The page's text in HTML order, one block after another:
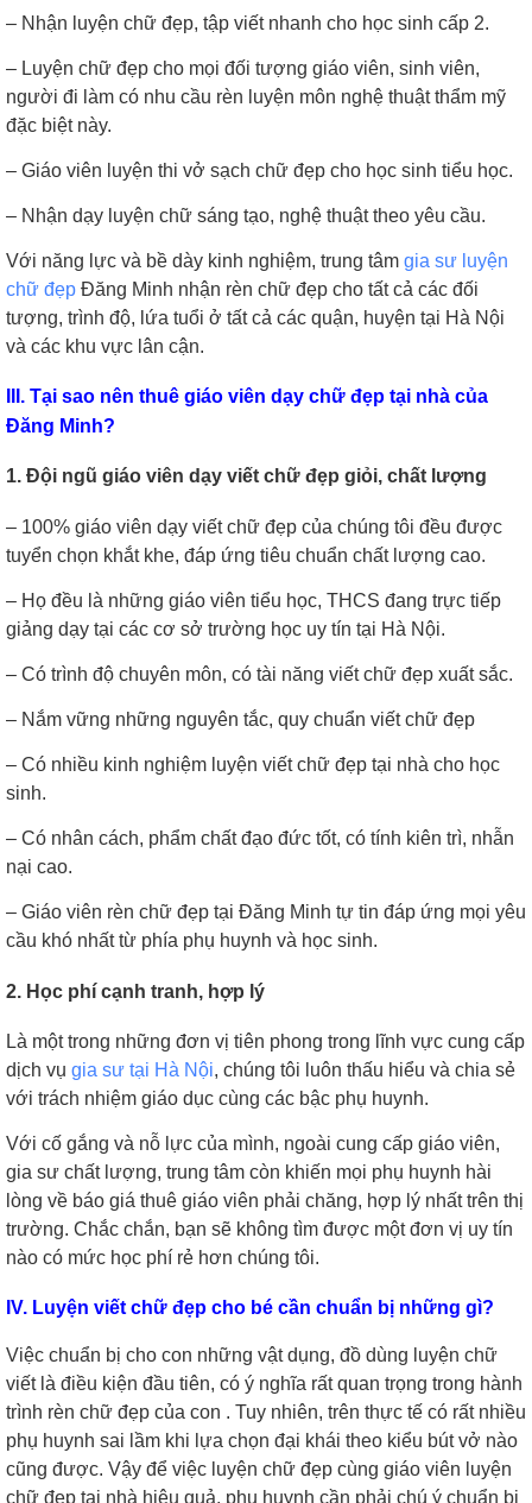
– Nhận luyện chữ đẹp, tập viết nhanh cho học sinh cấp 2.
– Luyện chữ đẹp cho mọi đối tượng giáo viên, sinh viên,
người đi làm có nhu cầu rèn luyện môn nghệ thuật thẩm mỹ
đặc biệt này.
– Giáo viên luyện thi vở sạch chữ đẹp cho học sinh tiểu học.
– Nhận dạy luyện chữ sáng tạo, nghệ thuật theo yêu cầu.
Với năng lực và bề dày kinh nghiệm, trung tâm gia sư luyện
chữ đẹp Đăng Minh nhận rèn chữ đẹp cho tất cả các đối
tượng, trình độ, lứa tuổi ở tất cả các quận, huyện tại Hà Nội
và các khu vực lân cận.
III. Tại sao nên thuê giáo viên dạy chữ đẹp tại nhà của
Đăng Minh?
1. Đội ngũ giáo viên dạy viết chữ đẹp giỏi, chất lượng
– 100% giáo viên dạy viết chữ đẹp của chúng tôi đều được
tuyển chọn khắt khe, đáp ứng tiêu chuẩn chất lượng cao.
– Họ đều là những giáo viên tiểu học, THCS đang trực tiếp
giảng dạy tại các cơ sở trường học uy tín tại Hà Nội.
– Có trình độ chuyên môn, có tài năng viết chữ đẹp xuất sắc.
– Nắm vững những nguyên tắc, quy chuẩn viết chữ đẹp
– Có nhiều kinh nghiệm luyện viết chữ đẹp tại nhà cho học
sinh.
– Có nhân cách, phẩm chất đạo đức tốt, có tính kiên trì, nhẫn
nại cao.
– Giáo viên rèn chữ đẹp tại Đăng Minh tự tin đáp ứng mọi yêu
cầu khó nhất từ phía phụ huynh và học sinh.
2. Học phí cạnh tranh, hợp lý
Là một trong những đơn vị tiên phong trong lĩnh vực cung cấp
dịch vụ gia sư tại Hà Nội, chúng tôi luôn thấu hiểu và chia sẻ
với trách nhiệm giáo dục cùng các bậc phụ huynh.
Với cố gắng và nỗ lực của mình, ngoài cung cấp giáo viên,
gia sư chất lượng, trung tâm còn khiến mọi phụ huynh hài
lòng về báo giá thuê giáo viên phải chăng, hợp lý nhất trên thị
trường. Chắc chắn, bạn sẽ không tìm được một đơn vị uy tín
nào có mức học phí rẻ hơn chúng tôi.
IV. Luyện viết chữ đẹp cho bé cần chuẩn bị những gì?
Việc chuẩn bị cho con những vật dụng, đồ dùng luyện chữ
viết là điều kiện đầu tiên, có ý nghĩa rất quan trọng trong hành
trình rèn chữ đẹp của con . Tuy nhiên, trên thực tế có rất nhiều
phụ huynh sai lầm khi lựa chọn đại khái theo kiểu bút vở nào
cũng được. Vậy để việc luyện chữ đẹp cùng giáo viên luyện
chữ đẹp tại nhà hiệu quả, phụ huynh cần phải chú ý chuẩn bị